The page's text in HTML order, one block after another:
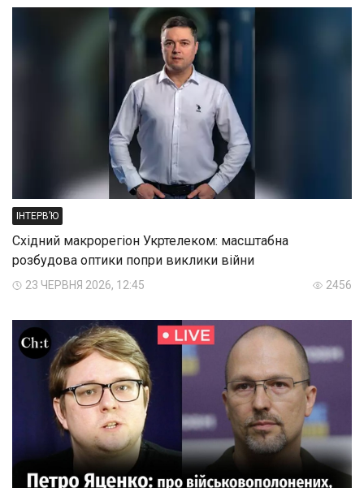
ІНТЕРВ’Ю
Східний макрорегіон Укртелеком: масштабна
розбудова оптики попри виклики війни
23 ЧЕРВНЯ 2026, 12:45 2456